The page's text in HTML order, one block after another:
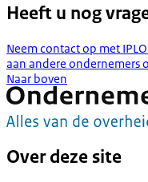
Heeft u nog
Neem contact op met
aan andere ondernemers
Naar boven
Over deze site